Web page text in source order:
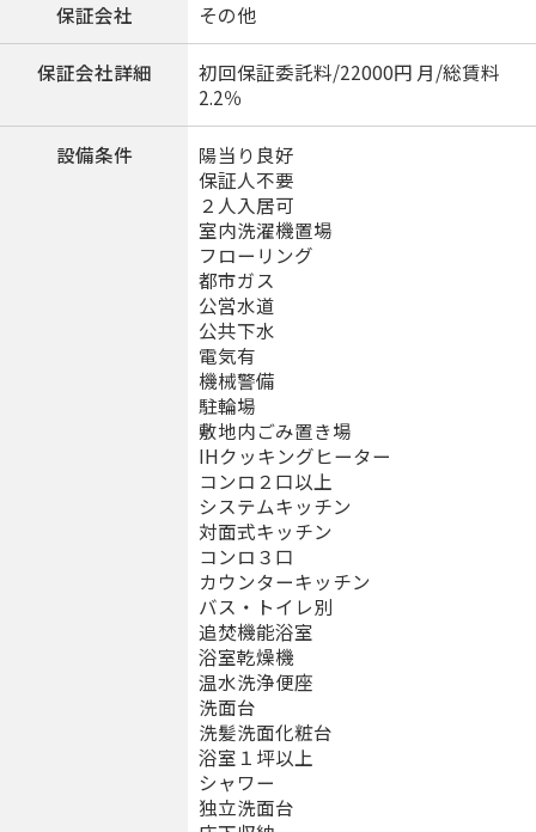
保証会社 その他
保証会社詳細
初回保証委託料/22000円 月/総賃料
2.2％
設備条件
陽当り良好
保証人不要
２人入居可
室内洗濯機置場
フローリング
都市ガス
公営水道
公共下水
電気有
機械警備
駐輪場
敷地内ごみ置き場
IHクッキングヒーター
コンロ２口以上
システムキッチン
対面式キッチン
コンロ３口
カウンターキッチン
バス・トイレ別
追焚機能浴室
浴室乾燥機
温水洗浄便座
洗面台
洗髪洗面化粧台
浴室１坪以上
シャワー
独立洗面台